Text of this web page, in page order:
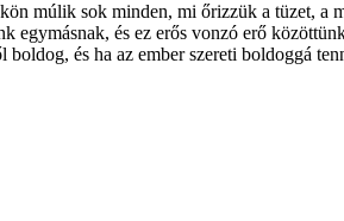
múlik sok minden, mi őrizzük a tüzet,
és ez erős vonzó erő
és ha az ember szereti boldoggá